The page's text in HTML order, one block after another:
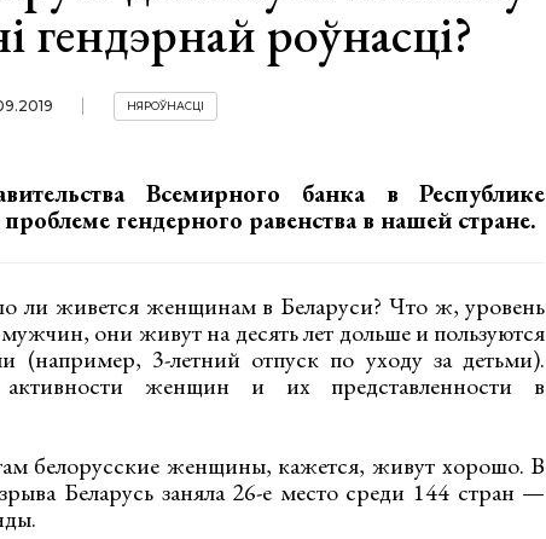
гендэрнай роўнасці?
НЯРОЎНАСЦІ
Всемирного банка в Республике
гендерного равенства в нашей стране.
ли живется женщинам в Беларуси? Что ж, уровень
они живут на десять лет дольше и пользуются
(например, 3-летний отпуск по уходу за детьми).
женщин и их представленности в
белорусские женщины, кажется, живут хорошо. В
Беларусь заняла 26-е место среди 144 стран —